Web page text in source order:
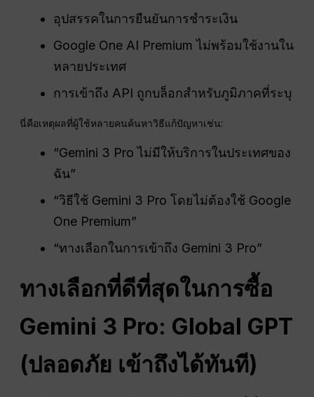
อุปสรรคในการยืนยันการชำระเงิน
Google One AI Premium ไม่พร้อมใช้งานใน
หลายประเทศ
การเข้าถึง API ถูกบล็อกสำหรับภูมิภาคที่ระบุ
นี่คือเหตุผลที่ผู้ใช้หลายคนค้นหาวิธีแก้ปัญหาเช่น:
“Gemini 3 Pro ไม่มีให้บริการในประเทศของ
ฉัน”
“วิธีใช้ Gemini 3 Pro โดยไม่ต้องใช้ Google
One Premium”
“ทางเลือกในการเข้าถึง Gemini 3 Pro”
ทางเลือกที่ดีที่สุดในการซื้อ
Gemini 3 Pro: Global GPT
(ปลอดภัย เข้าถึงได้ทันที)